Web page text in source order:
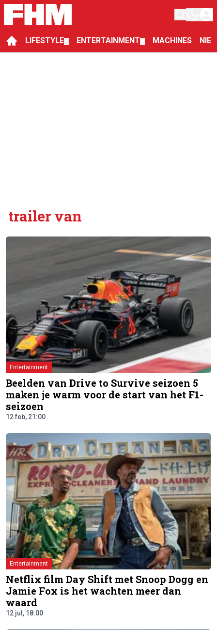
LIFESTYLE ENTERTAINMENT MACHINES
trailer van
Entertainment
Beelden van Drive to Survive seizoen 5
maken je warm voor de start van het F1-
seizoen
12 feb, 21:00
Entertainment
Netflix film Day Shift met Snoop Dogg en
Jamie Fox is het wachten meer dan
waard
12 jul, 18:00